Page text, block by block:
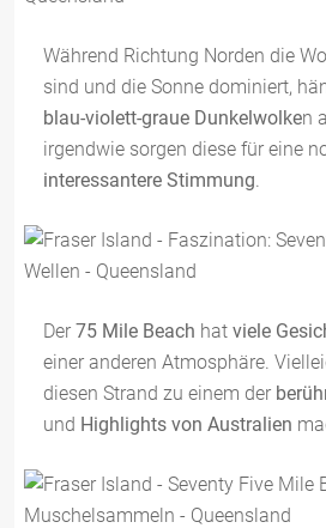
Während Richtung Norden die
sind und die Sonne dominiert,
blau-violett-graue Dunkelwolken
irgendwie sorgen diese für eine
interessantere Stimmung.
Der 75 Mile Beach hat viele
einer anderen Atmosphäre.
diesen Strand zu einem der
und Highlights von Australien